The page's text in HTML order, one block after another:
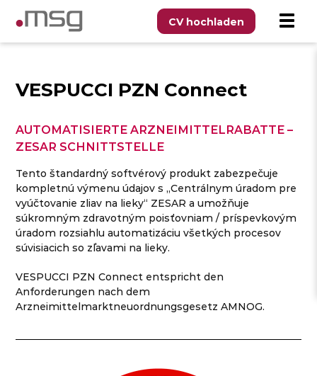
CV hochladen
VESPUCCI PZN Connect
AUTOMATISIERTE ARZNEIMITTELRABATTE –
ZESAR SCHNITTSTELLE
Tento štandardný softvérový produkt zabezpečuje
kompletnú výmenu údajov s „Centrálnym úradom pre
vyúčtovanie zliav na lieky“ ZESAR a umožňuje
súkromným zdravotným poisťovniam / príspevkovým
úradom rozsiahlu automatizáciu všetkých procesov
súvisiacich so zľavami na lieky.
VESPUCCI PZN Connect entspricht den
Anforderungen nach dem
Arzneimittelmarktneuordnungsgesetz AMNOG.